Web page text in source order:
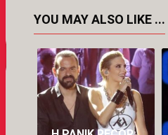
YOU MAY ALSO LIKE ...